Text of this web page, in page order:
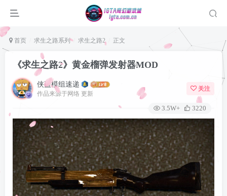
首页 求生之路系列 求生之路2 正文
《求生之路2》黄金榴弹发射器MOD
侠盗模组速递
作品来源于网络 更新
关注
3.5W+ 3220